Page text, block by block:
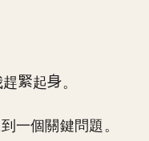
起 。
一個關鍵問題。